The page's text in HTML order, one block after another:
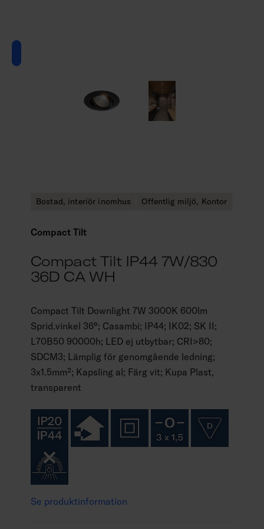
Bostad, interiör inomhus Offentlig miljö, Kontor
Compact Tilt
Compact Tilt IP44 7W/830
36D CA WH
Compact Tilt Downlight 7W 3000K 600lm
Sprid.vinkel 36°; Casambi; IP44; IK02; SK II;
L70B50 90000h; LED ej utbytbar; CRI>80;
SDCM3; Lämplig för genomgående ledning;
3x1.5mm²; Kapsling al; Färg vit; Kupa Plast,
transparent
Se produktinformation